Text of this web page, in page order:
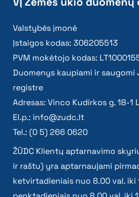
Valstybės įmonė
Įstaigos kodas: 306205513
PVM mokėtojo kodas:
Duomenys kaupiami ir saugomi
registre
Adresas: Vinco Kudirkos g. 18-1
El.p.: info@zudc.lt
Tel.: (0 5) 266 0620
ŽŪDC Klientų aptarnavimo
ir raštu) yra aptarnaujami
ketvirtadieniais nuo 8.00 val. iki